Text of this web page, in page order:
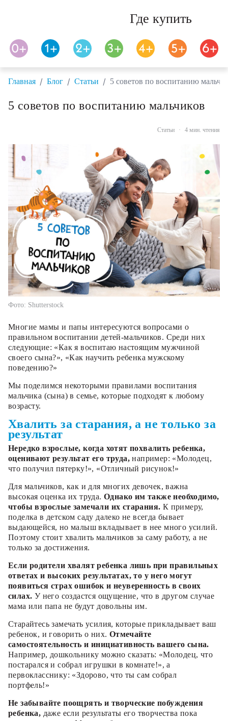
Где купить
Главная / Блог / Статьи / 5 советов по воспитанию
5 советов по воспитанию мальчиков
Статьи · 4 мин. чтения
Фото: Shutterstock
Многие мамы и папы интересуются вопросами о
правильном воспитании детей-мальчиков. Среди них
следующие: «Как я воспитаю настоящим мужчиной
своего сына?», «Как научить ребенка мужскому
поведению?»
Мы поделимся некоторыми правилами воспитания
мальчика (сына) в семье, которые подходят к любому
возрасту.
Хвалить за старания, а не только за
результат
Нередко взрослые, когда хотят похвалить ребенка,
оценивают результат его труда, например: «Молодец,
что получил пятерку!», «Отличный рисунок!»
Для мальчиков, как и для многих девочек, важна
высокая оценка их труда. Однако им также необходимо,
чтобы взрослые замечали их старания. К примеру,
поделка в детском саду далеко не всегда бывает
выдающейся, но малыш вкладывает в нее много усилий.
Поэтому стоит хвалить мальчиков за саму работу, а не
только за достижения.
Если родители хвалят ребенка лишь при правильных
ответах и высоких результатах, то у него могут
появиться страх ошибок и неуверенность в своих
силах. У него создастся ощущение, что в другом случае
мама или папа не будут довольны им.
Старайтесь замечать усилия, которые прикладывает ваш
ребенок, и говорить о них. Отмечайте
самостоятельность и инициативность вашего сына.
Например, дошкольнику можно сказать: «Молодец, что
постарался и собрал игрушки в комнате!», а
первокласснику: «Здорово, что ты сам собрал
портфель!»
Не забывайте поощрять и творческие побуждения
ребенка, даже если результаты его творчества пока